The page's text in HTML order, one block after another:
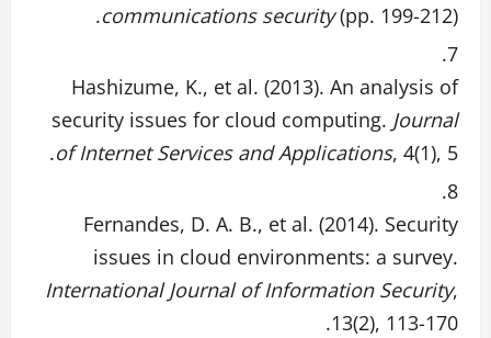
communications security(pp. 199-212).
Hashizume, K., et al. (2013). An analysis of
security issues for cloud computing. Journal
of Internet Services and Applications, 4(1), 5.
Fernandes, D. A. B., et al. (2014). Security
issues in cloud environments: a survey.
International Journal of Information Security,
13(2), 113-170.